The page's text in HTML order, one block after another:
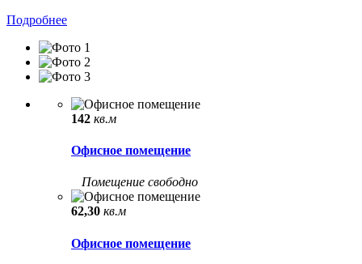
Подробнее
142 кв.м
Офисное помещение
Помещение свободно
62,30 кв.м
Офисное помещение